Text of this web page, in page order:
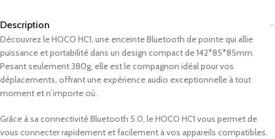
Description
Découvrez le HOCO HC1, une enceinte Bluetooth de pointe qui allie
puissance et portabilité dans un design compact de 142*85*85mm.
Pesant seulement 380g, elle est le compagnon idéal pour vos
déplacements, offrant une expérience audio exceptionnelle à tout
moment et n’importe où.
Grâce à sa connectivité Bluetooth 5.0, le HOCO HC1 vous permet de
vous connecter rapidement et facilement à vos appareils compatibles.